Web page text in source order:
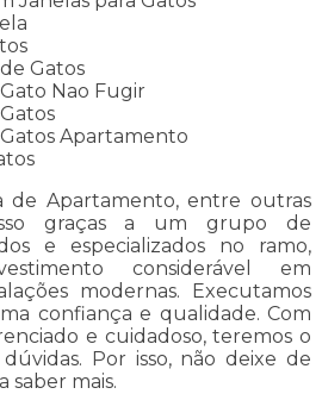
Gatos
Nao Fugir
Apartamento
de Apartamento, entre outras
graças a um grupo de
e especializados no ramo,
considerável em
modernas. Executamos
confiança e qualidade. Com
e cuidadoso, teremos o
Por isso, não deixe de
saber mais.